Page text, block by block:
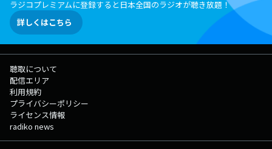
ラジコプレミアムに登録すると日本全国のラジオが聴き放題！
詳しくはこちら
聴取について
配信エリア
利用規約
プライバシーポリシー
ライセンス情報
radiko news